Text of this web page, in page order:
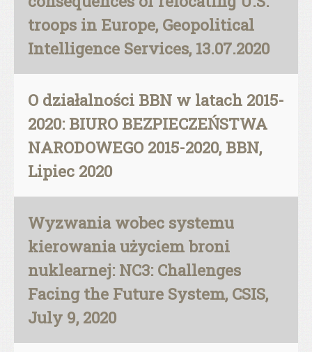
troops in Europe, Geopolitical
Intelligence Services, 13.07.2020
O działalności BBN w latach 2015-
2020: BIURO BEZPIECZEŃSTWA
NARODOWEGO 2015-2020, BBN,
Lipiec 2020
Wyzwania wobec systemu
kierowania użyciem broni
nuklearnej: NC3: Challenges
Facing the Future System, CSIS,
July 9, 2020